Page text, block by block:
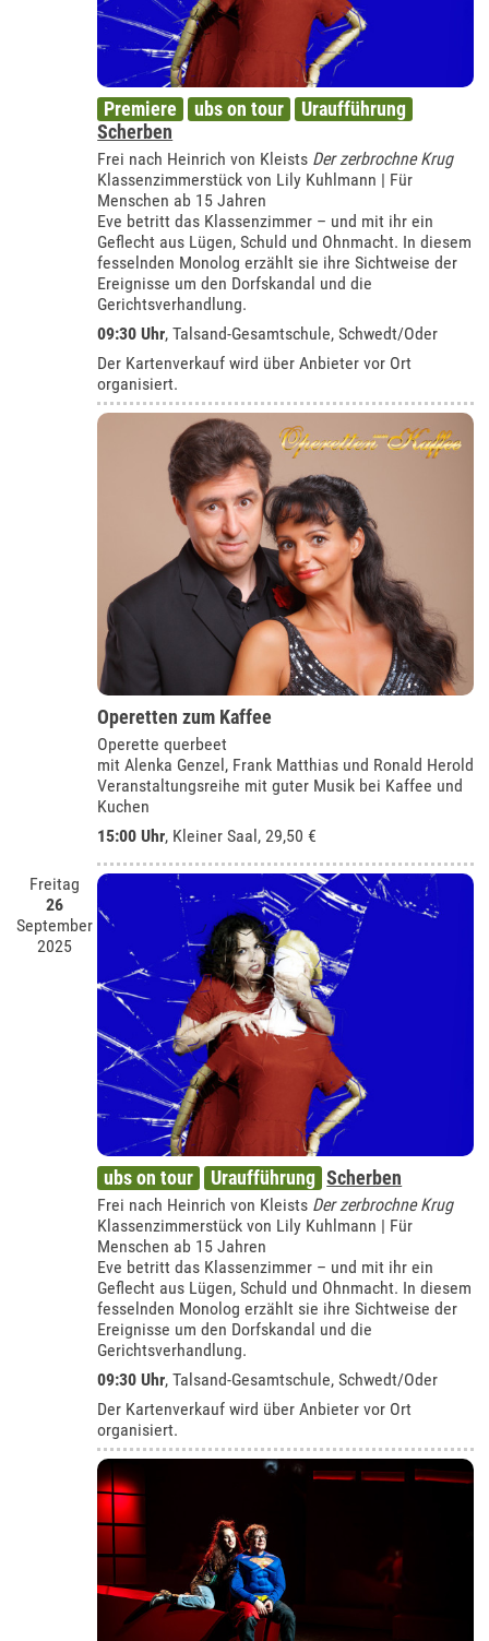
Premiere ubs on tour
Uraufführung
Scherben
Frei nach Heinrich von Kleists Der zerbrochne Krug
Klassenzimmerstück von Lily Kuhlmann | Für
Menschen ab 15 Jahren
Eve betritt das Klassenzimmer – und mit ihr ein
Geflecht aus Lügen, Schuld und Ohnmacht. In diesem
fesselnden Monolog erzählt sie ihre Sichtweise der
Ereignisse um den Dorfskandal und die
Gerichtsverhandlung.
09:30 Uhr,Talsand-Gesamtschule, Schwedt/Oder
Der Kartenverkauf wird über Anbieter vor Ort
organisiert.
Operetten zum Kaffee
Operette querbeet
mit Alenka Genzel, Frank Matthias und Ronald Herold
Veranstaltungsreihe mit guter Musik bei Kaffee und
Kuchen
15:00 Uhr, Kleiner Saal, 29,50 €
Freitag
26
September
2025
ubs on tour Uraufführung Scherben
Frei nach Heinrich von Kleists Der zerbrochne Krug
Klassenzimmerstück von Lily Kuhlmann | Für
Menschen ab 15 Jahren
Eve betritt das Klassenzimmer – und mit ihr ein
Geflecht aus Lügen, Schuld und Ohnmacht. In diesem
fesselnden Monolog erzählt sie ihre Sichtweise der
Ereignisse um den Dorfskandal und die
Gerichtsverhandlung.
09:30 Uhr,Talsand-Gesamtschule, Schwedt/Oder
Der Kartenverkauf wird über Anbieter vor Ort
organisiert.